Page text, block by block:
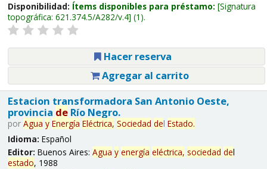
Disponibilidad: Ítems disponibles para préstamo: Signatura
topográfica: 621.374.5/A282/v.4 (1).
Hacer reserva
Agregar al carrito
Estacion transformadora San Antonio Oeste,
provincia deRío Negro.
por Agua y Energía Eléctrica, Sociedad del Estado.
Idioma: Español
Editor: Buenos Aires: Agua y energía eléctrica, sociedad del
estado, 1988